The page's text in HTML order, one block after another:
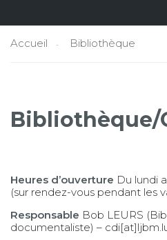
Accueil Bibliothèque
Bibliothèque/
Heures d’ouverture Du lundi
(sur rendez-vous pendant les
Responsable Bob LEURS
documentaliste) –